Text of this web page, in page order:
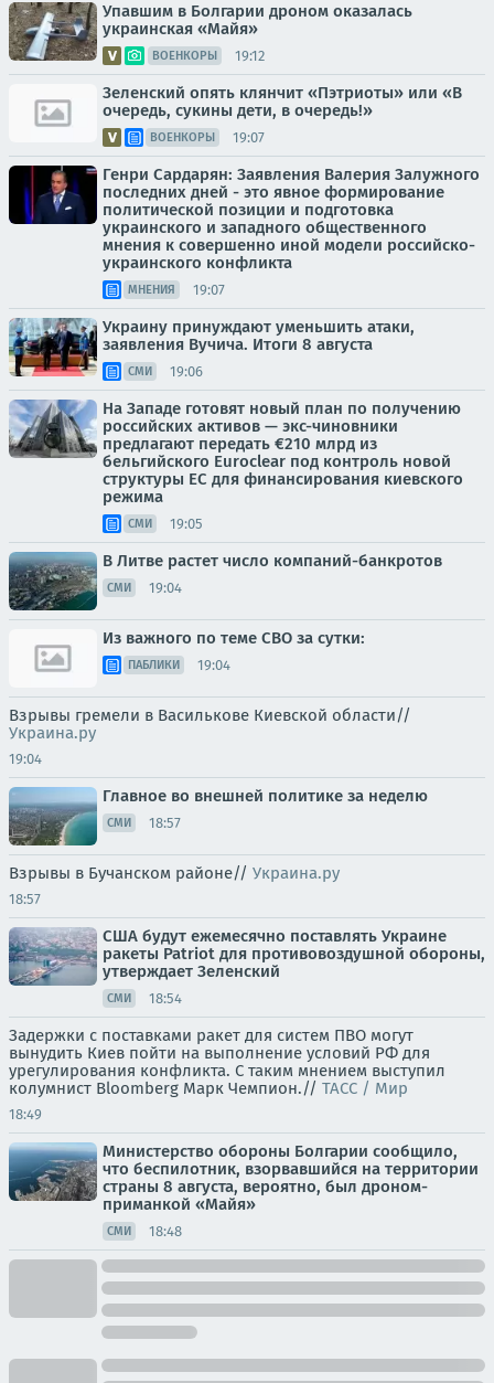
Упавшим в Болгарии дроном оказалась
украинская «Майя»
ВОЕНКОРЫ 19:12
Зеленский опять клянчит «Пэтриоты» или «В
очередь, сукины дети, в очередь!»
ВОЕНКОРЫ 19:07
Генри Сардарян: Заявления Валерия Залужного
последних дней - это явное формирование
политической позиции и подготовка
украинского и западного общественного
мнения к совершенно иной модели российско-
украинского конфликта
МНЕНИЯ 19:07
Украину принуждают уменьшить атаки,
заявления Вучича. Итоги 8 августа
СМИ 19:06
На Западе готовят новый план по получению
российских активов — экс-чиновники
предлагают передать €210 млрд из
бельгийского Euroclear под контроль новой
структуры ЕС для финансирования киевского
режима
СМИ 19:05
В Литве растет число компаний-банкротов
СМИ 19:04
Из важного по теме СВО за сутки:
ПАБЛИКИ 19:04
Взрывы гремели в Василькове Киевской области//
Украина.ру
19:04
Главное во внешней политике за неделю
СМИ 18:57
Взрывы в Бучанском районе// Украина.ру
18:57
США будут ежемесячно поставлять Украине
ракеты Patriot для противовоздушной обороны,
утверждает Зеленский
СМИ 18:54
Задержки с поставками ракет для систем ПВО могут
вынудить Киев пойти на выполнение условий РФ для
урегулирования конфликта. С таким мнением выступил
колумнист Bloomberg Марк Чемпион.// ТАСС / Мир
18:49
Министерство обороны Болгарии сообщило,
что беспилотник, взорвавшийся на территории
страны 8 августа, вероятно, был дроном-
приманкой «Майя»
СМИ 18:48